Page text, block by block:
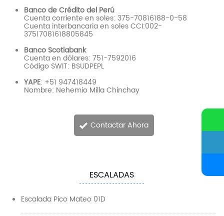
Banco de Crédito del Perú
Cuenta corriente en soles: 375-70816188-0-58
Cuenta interbancaria en soles CCI:002-
37517081618805845
Banco Scotiabank
Cuenta en dólares: 751-7592016
Código SWIT: BSUDPEPL
YAPE: +51 947418449
Nombre: Nehemio Milla Chinchay
Contactar Ahora
ESCALADAS
Escalada Pico Mateo 01D